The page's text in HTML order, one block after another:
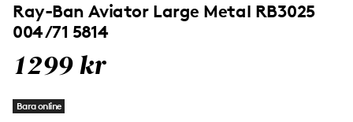
Ray-Ban Aviator Large Metal RB3025
004/71 5814
1299 kr
Bara online